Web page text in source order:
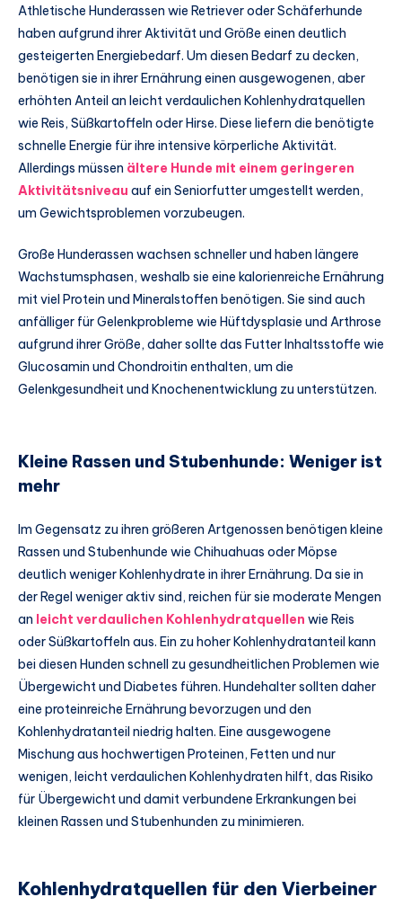
Athletische Hunderassen wie Retriever oder Schäferhunde
haben aufgrund ihrer Aktivität und Größe einen deutlich
gesteigerten Energiebedarf. Um diesen Bedarf zu decken,
benötigen sie in ihrer Ernährung einen ausgewogenen, aber
erhöhten Anteil an leicht verdaulichen Kohlenhydratquellen
wie Reis, Süßkartoffeln oder Hirse. Diese liefern die benötigte
schnelle Energie für ihre intensive körperliche Aktivität.
Allerdings müssen ältere Hunde mit einem geringeren
Aktivitätsniveau auf ein Seniorfutter umgestellt werden,
um Gewichtsproblemen vorzubeugen.
Große Hunderassen wachsen schneller und haben längere
Wachstumsphasen, weshalb sie eine kalorienreiche Ernährung
mit viel Protein und Mineralstoffen benötigen. Sie sind auch
anfälliger für Gelenkprobleme wie Hüftdysplasie und Arthrose
aufgrund ihrer Größe, daher sollte das Futter Inhaltsstoffe wie
Glucosamin und Chondroitin enthalten, um die
Gelenkgesundheit und Knochenentwicklung zu unterstützen.
Kleine Rassen und Stubenhunde: Weniger ist
mehr
Im Gegensatz zu ihren größeren Artgenossen benötigen kleine
Rassen und Stubenhunde wie Chihuahuas oder Möpse
deutlich weniger Kohlenhydrate in ihrer Ernährung. Da sie in
der Regel weniger aktiv sind, reichen für sie moderate Mengen
an leicht verdaulichen Kohlenhydratquellen wie Reis
oder Süßkartoffeln aus. Ein zu hoher Kohlenhydratanteil kann
bei diesen Hunden schnell zu gesundheitlichen Problemen wie
Übergewicht und Diabetes führen. Hundehalter sollten daher
eine proteinreiche Ernährung bevorzugen und den
Kohlenhydratanteil niedrig halten. Eine ausgewogene
Mischung aus hochwertigen Proteinen, Fetten und nur
wenigen, leicht verdaulichen Kohlenhydraten hilft, das Risiko
für Übergewicht und damit verbundene Erkrankungen bei
kleinen Rassen und Stubenhunden zu minimieren.
Kohlenhydratquellen für den Vierbeiner